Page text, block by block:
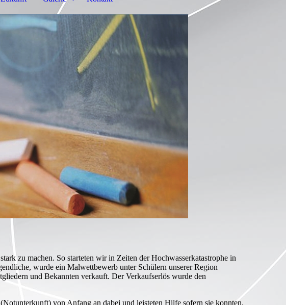
zu machen. So starteten wir in Zeiten der Hochwasserkatastrophe in
wurde ein Malwettbewerb unter Schülern unserer Region
und Bekannten verkauft. Der Verkaufserlös wurde den
von Anfang an dabei und leisteten Hilfe sofern sie konnten.